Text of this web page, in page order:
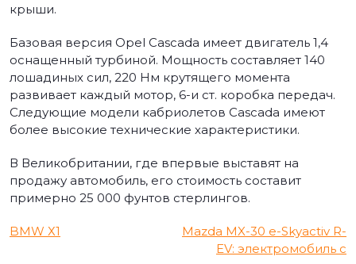
крыши.
Базовая версия Opel Cascada имеет двигатель 1,4
оснащенный турбиной. Мощность составляет 140
лошадиных сил, 220 Нм крутящего момента
развивает каждый мотор, 6-и ст. коробка передач.
Следующие модели кабриолетов Cascada имеют
более высокие технические характеристики.
В Великобритании, где впервые выставят на
продажу автомобиль, его стоимость составит
примерно 25 000 фунтов стерлингов.
Навигация
BMW Х1
Mazda MX-30 e-Skyactiv R-
EV: электромобиль с